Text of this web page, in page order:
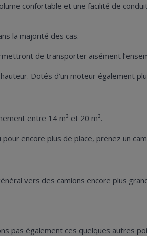
confortable et une facilité de
la majorité des cas.
de transporter aisément
Dotés d’un moteur également
entre 14 m³ et 20 m³.
encore plus de place, prenez un
vers des camions encore plus
pas également ces quelques autres